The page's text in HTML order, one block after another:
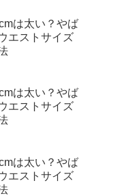
は太い？やば
エストサイズ
は太い？やば
エストサイズ
は太い？やば
エストサイズ